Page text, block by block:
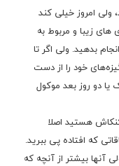
ولی امروز خیلی کند
های زیبا و مربوط به
بدهید. ولی اگر تا
خود را از دست
یا دو روز بعد موکول
هستید اصلا
که افتاده پی ببرید.
آنها بیشتر از آنچه که